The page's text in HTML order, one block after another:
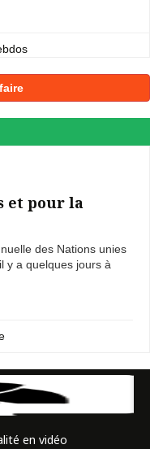
et pour la
des Nations unies
y a quelques jours à
en vidéo